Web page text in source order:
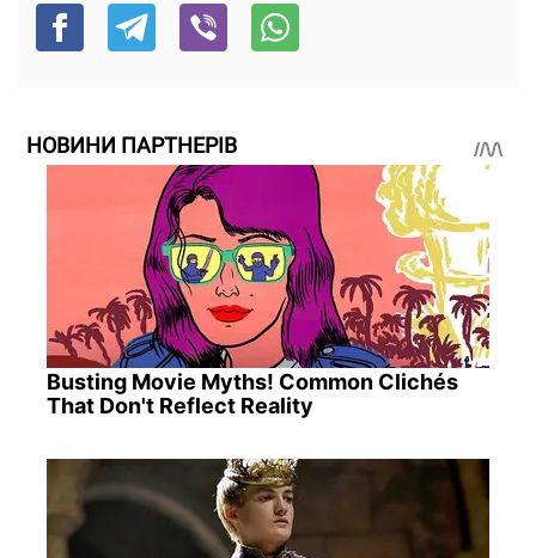
НОВИНИ ПАРТНЕРІВ
Busting Movie Myths! Common Clichés
That Don't Reflect Reality